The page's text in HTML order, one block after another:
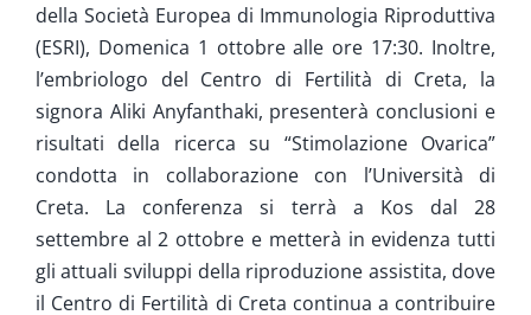
della Società Europea di Immunologia Riproduttiva
(ESRI), Domenica 1 ottobre alle ore 17:30. Inoltre,
l’embriologo del Centro di Fertilità di Creta, la
signora Aliki Anyfanthaki, presenterà conclusioni e
risultati della ricerca su “Stimolazione Ovarica”
condotta in collaborazione con l’Università di
Creta. La conferenza si terrà a Kos dal 28
settembre al 2 ottobre e metterà in evidenza tutti
gli attuali sviluppi della riproduzione assistita, dove
il Centro di Fertilità di Creta continua a contribuire